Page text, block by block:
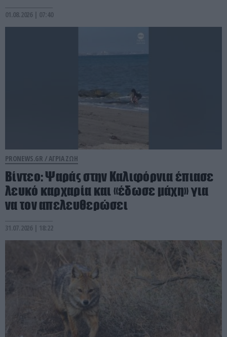
01.08.2026 | 07:40
PRONEWS.GR /ΑΓΡΙΑ ΖΩΗ
Βίντεο: Ψαράς στην Καλιφόρνια έπιασε
λευκό καρχαρία και «έδωσε μάχη» για
να τον απελευθερώσει
31.07.2026 | 18:22